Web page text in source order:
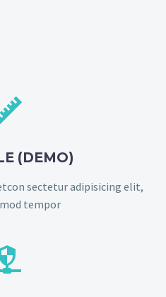
(DEMO)
sectetur adipisicing elit,
tempor